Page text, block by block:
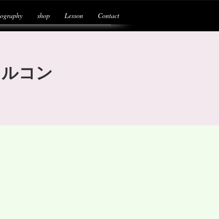
shop Lesson Contact
コン